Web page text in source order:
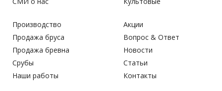
Производство
Продажа бруса
Продажа бревна
Срубы
Наши работы
Акции
Вопрос & Ответ
Новости
Статьи
Контакты